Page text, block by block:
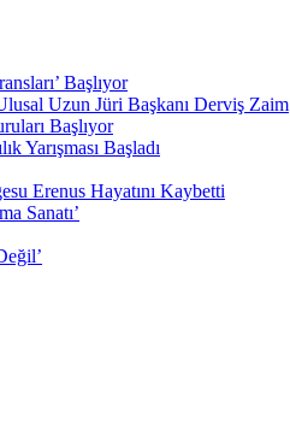
Başlıyor
Uzun Jüri Başkanı Derviş Zaim
Başlıyor
Yarışması Başladı
Erenus Hayatını Kaybetti
Sanatı’